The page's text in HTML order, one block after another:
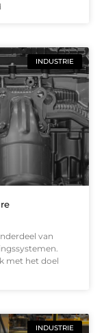
INDUSTRIE
van
met het doel
INDUSTRIE